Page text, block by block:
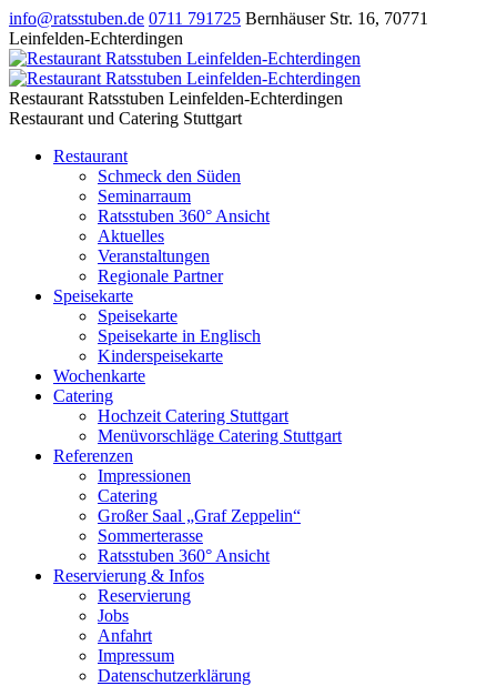
info@ratsstuben.de 0711 791725 Bernhäuser Str. 16, 70771
Leinfelden-Echterdingen
Restaurant Ratsstuben Leinfelden-Echterdingen
Restaurant und Catering Stuttgart
Restaurant
Schmeck den Süden
Seminarraum
Ratsstuben 360° Ansicht
Aktuelles
Veranstaltungen
Regionale Partner
Speisekarte
Speisekarte
Speisekarte in Englisch
Kinderspeisekarte
Wochenkarte
Catering
Hochzeit Catering Stuttgart
Menüvorschläge Catering Stuttgart
Referenzen
Impressionen
Catering
Großer Saal „Graf Zeppelin“
Sommerterasse
Ratsstuben 360° Ansicht
Reservierung & Infos
Reservierung
Jobs
Anfahrt
Impressum
Datenschutzerklärung